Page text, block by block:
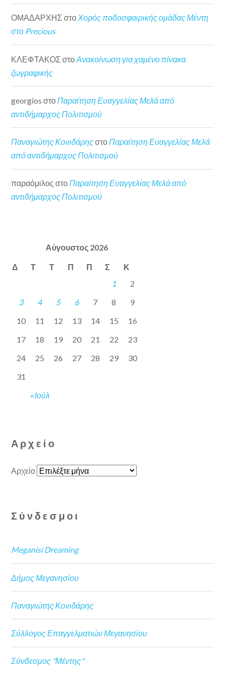
ΟΜΑΔΑΡΧΗΣ στοΧορός ποδοσφαιρικής ομάδας Μέντη
στο Precious
ΚΛΕΦΤΑΚΟΣ στοΑνακοίνωση για χαμένο πίνακα
ζωγραφικής
georgios στοΠαραίτηση Ευαγγελίας Μελά από
αντιδήμαρχος Πολιτισμού
Παναγιώτης ΚονιδάρηςστοΠαραίτηση Ευαγγελίας Μελά
από αντιδήμαρχος Πολιτισμού
παραόμιλος στοΠαραίτηση Ευαγγελίας Μελά από
αντιδήμαρχος Πολιτισμού
Αύγουστος 2026
Δ Τ Τ Π Π Σ Κ
« Ιούλ
1
2
3
4 5 6 7 8
9
10
11 12 13 14 15
16
17
18 19 20 21 22
23
24
25 26 27 28 29
30
31
Αρχείο
Αρχείο
Σύνδεσμοι
Meganisi Dreaming
Δήμος Μεγανησίου
Παναγιώτης Κονιδάρης
Σύλλογος Επαγγελματιών Μεγανησίου
Σύνδεσμος "Μέντης"